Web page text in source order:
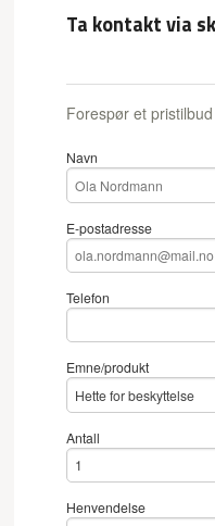
Ta kontakt via
Forespør et
Navn
E-postadresse
Telefon
Emne/produkt
Antall
Henvendelse